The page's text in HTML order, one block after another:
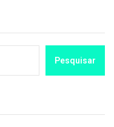
Pesquisar